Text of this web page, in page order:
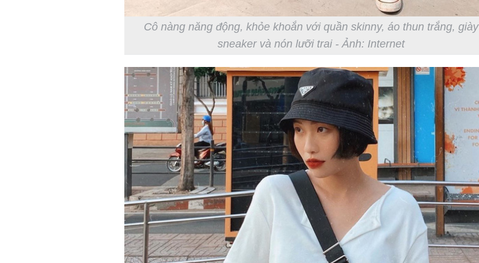
Cô nàng năng động, khỏe khoắn với quần skinny, áo thun trắng, giày
sneaker và nón lưỡi trai - Ảnh: Internet